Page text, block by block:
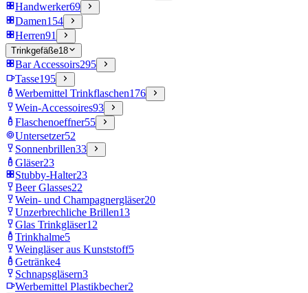
Handwerker69
Damen154
Herren91
Trinkgefäße18
Bar Accessoirs295
Tasse195
Werbemittel Trinkflaschen176
Wein-Accessoires93
Flaschenoeffner55
Untersetzer52
Sonnenbrillen33
Gläser23
Stubby-Halter23
Beer Glasses22
Wein- und Champagnergläser20
Unzerbrechliche Brillen13
Glas Trinkgläser12
Trinkhalme5
Weingläser aus Kunststoff5
Getränke4
Schnapsgläsern3
Werbemittel Plastikbecher2